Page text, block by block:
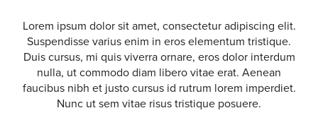
Lorem ipsum dolor sit amet, consectetur adipiscing elit.
Suspendisse varius enim in eros elementum tristique.
Duis cursus, mi quis viverra ornare, eros dolor interdum
nulla, ut commodo diam libero vitae erat. Aenean
faucibus nibh et justo cursus id rutrum lorem imperdiet.
Nunc ut sem vitae risus tristique posuere.